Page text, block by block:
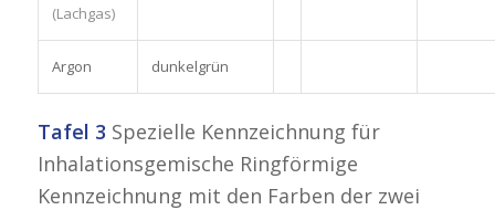
(Lachgas)
Argon dunkelgrün
Tafel 3 Spezielle Kennzeichnung für
Inhalationsgemische Ringförmige
Kennzeichnung mit den Farben der zwei